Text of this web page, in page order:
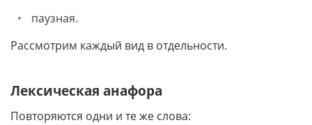
паузная.
Рассмотрим каждый вид в отдельности.
Лексическая анафора
Повторяются одни и те же слова: